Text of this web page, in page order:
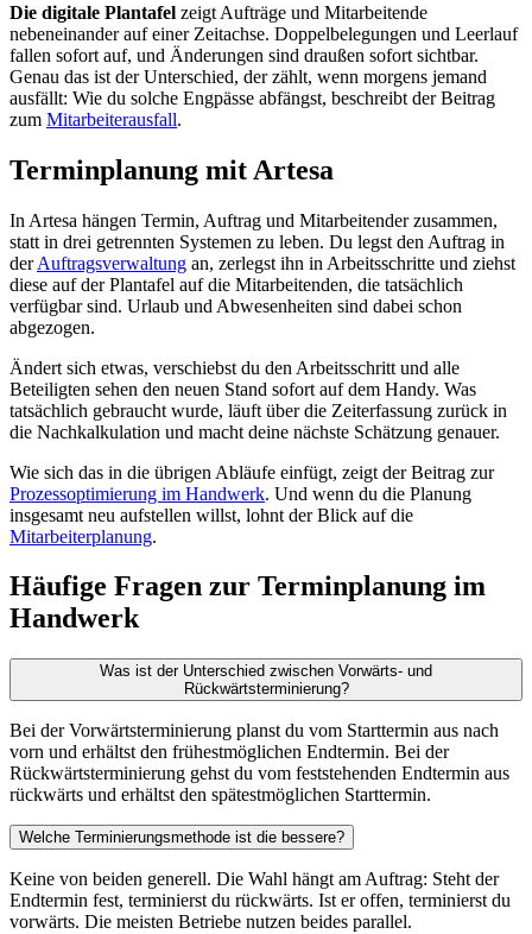
Die digitale Plantafel zeigt Aufträge und Mitarbeitende
nebeneinander auf einer Zeitachse. Doppelbelegungen und Leerlauf
fallen sofort auf, und Änderungen sind draußen sofort sichtbar.
Genau das ist der Unterschied, der zählt, wenn morgens jemand
ausfällt: Wie du solche Engpässe abfängst, beschreibt der Beitrag
zum Mitarbeiterausfall.
Terminplanung mit Artesa
In Artesa hängen Termin, Auftrag und Mitarbeitender zusammen,
statt in drei getrennten Systemen zu leben. Du legst den Auftrag in
derAuftragsverwaltung an, zerlegst ihn in Arbeitsschritte und ziehst
diese auf der Plantafel auf die Mitarbeitenden, die tatsächlich
verfügbar sind. Urlaub und Abwesenheiten sind dabei schon
abgezogen.
Ändert sich etwas, verschiebst du den Arbeitsschritt und alle
Beteiligten sehen den neuen Stand sofort auf dem Handy. Was
tatsächlich gebraucht wurde, läuft über die Zeiterfassung zurück in
die Nachkalkulation und macht deine nächste Schätzung genauer.
Wie sich das in die übrigen Abläufe einfügt, zeigt der Beitrag zur
Prozessoptimierung im Handwerk. Und wenn du die Planung
insgesamt neu aufstellen willst, lohnt der Blick auf die
Mitarbeiterplanung.
Häufige Fragen zur Terminplanung im
Handwerk
Was ist der Unterschied zwischen Vorwärts- und
Rückwärtsterminierung?
Bei der Vorwärtsterminierung planst du vom Starttermin aus nach
vorn und erhältst den frühestmöglichen Endtermin. Bei der
Rückwärtsterminierung gehst du vom feststehenden Endtermin aus
rückwärts und erhältst den spätestmöglichen Starttermin.
Welche Terminierungsmethode ist die bessere?
Keine von beiden generell. Die Wahl hängt am Auftrag: Steht der
Endtermin fest, terminierst du rückwärts. Ist er offen, terminierst du
vorwärts. Die meisten Betriebe nutzen beides parallel.